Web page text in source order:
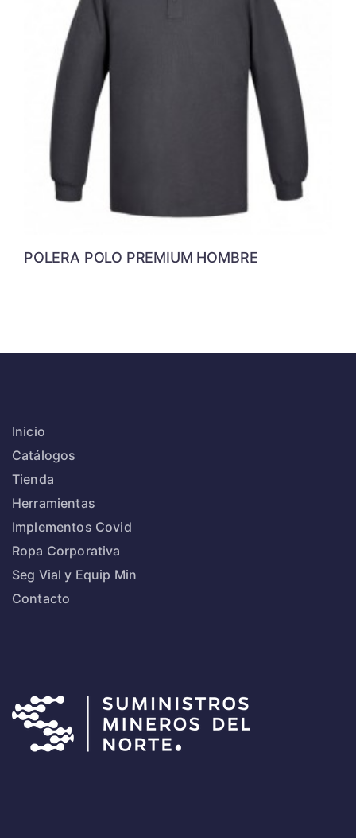
POLERA POLO PREMIUM HOMBRE
Inicio
Catálogos
Tienda
Herramientas
Implementos Covid
Ropa Corporativa
Seg Vial y Equip Min
Contacto